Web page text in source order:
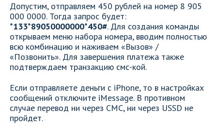
Допустим, отправляем 450 рублей на номер 8 905
000 0000. Тогда запрос будет:
*133*89050000000*450#. Для создания команды
открываем меню набора номера, вводим полностью
всю комбинацию и наживаем «Вызов» /
«Позвонить». Для завершения платежа также
подтверждаем транзакцию смс-кой.
Если отправляете деньги с iPhone, то в настройках
сообщений отключите iMessage. В противном
случае перевод ни через СМС, ни через USSD не
пройдет.